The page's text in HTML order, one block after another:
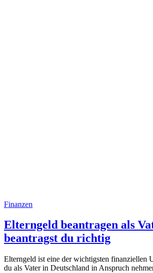
Finanzen
Elterngeld beantragen als
beantragst du richtig
Elterngeld ist eine der wichtigsten finanziellen
du als Vater in Deutschland in Anspruch